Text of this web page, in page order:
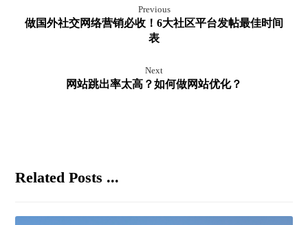
Previous
做国外社交网络营销必收！6大社区平台发帖最佳时间
表
Next
网站跳出率太高？如何做网站优化？
Related Posts ...